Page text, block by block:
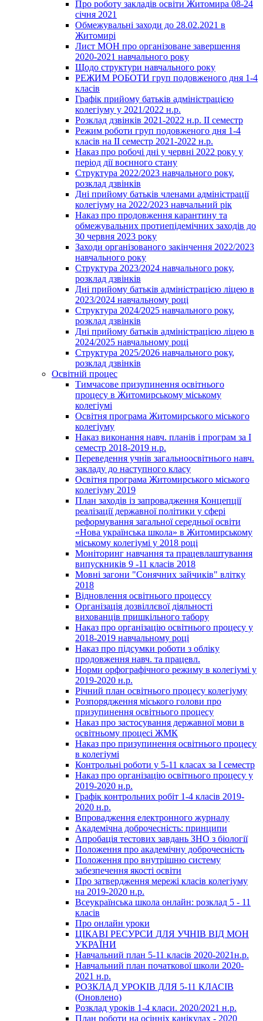
Про роботу закладів освіти Житомира 08-24
січня 2021
Обмежувальні заходи до 28.02.2021 в
Житомирі
Лист МОН про організоване завершення
2020-2021 навчального року
Щодо структури навчального року
РЕЖИМ РОБОТИ груп подовженого дня 1-4
класів
Графік прийому батьків адміністрацією
колегіуму у 2021/2022 н.р.
Розклад дзвінків 2021-2022 н.р. ІІ семестр
Режим роботи груп подовженого дня 1-4
класів на ІІ семестр 2021-2022 н.р.
Наказ про робочі дні у червні 2022 року у
період дії воєнного стану
Структура 2022/2023 навчального року,
розклад дзвінків
Дні прийому батьків членами адміністрації
колегіуму на 2022/2023 навчальний рік
Наказ про продовження карантину та
обмежувальних протиепідемічних заходів до
30 червня 2023 року
Заходи організованого закінчення 2022/2023
навчального року
Структура 2023/2024 навчального року,
розклад дзвінків
Дні прийому батьків адміністрацією ліцею в
2023/2024 навчальному році
Структура 2024/2025 навчального року,
розклад дзвінків
Дні прийому батьків адміністрацією ліцею в
2024/2025 навчальному році
Структура 2025/2026 навчального року,
розклад дзвінків
Освітній процес
Тимчасове призупинення освітнього
процесу в Житомирському міському
колегіумі
Освітня програма Житомирського міського
колегіуму
Наказ виконання навч. планів і програм за І
семестр 2018-2019 н.р.
Переведення учнів загальноосвітнього навч.
закладу до наступного класу
Освітня програма Житомирського міського
колегіуму 2019
План заходів із запровадження Концепції
реалізації державної політики у сфері
реформування загальної середньої освіти
«Нова українська школа» в Житомирському
міському колегіумі у 2018 році
Моніторинг навчання та працевлаштування
випускників 9 -11 класів 2018
Мовні загони "Сонячних зайчиків" влітку
2018
Відновлення освітнього процессу
Організація дозвіллєвої діяльності
вихованців пришкільного табору
Наказ про організацію освітнього процесу у
2018-2019 навчальному році
Наказ про підсумки роботи з обліку
продовження навч. та працевл.
Норми орфографічного режиму в колегіумі у
2019-2020 н.р.
Річний план освітнього процесу колегіуму
Розпорядження міського голови про
призупинення освітнього процесу
Наказ про застосування державної мови в
освітньому процесі ЖМК
Наказ про призупинення освітнього процесу
в колегіумі
Контрольні роботи у 5-11 класах за І семестр
Наказ про організацію освітнього процесу у
2019-2020 н.р.
Графік контрольних робіт 1-4 класів 2019-
2020 н.р.
Впровадження електронного журналу
Академічна доброчесність: принципи
Апробація тестових завдань ЗНО з біології
Положення про академічну доброчесність
Положення про внутрішню систему
забезпечення якості освіти
Про затвердження мережі класів колегіуму
на 2019-2020 н.р.
Всеукраїнська школа онлайн: розклад 5 - 11
класів
Про онлайн уроки
ЦІКАВІ РЕСУРСИ ДЛЯ УЧНІВ ВІД МОН
УКРАЇНИ
Навчальний план 5-11 класів 2020-2021н.р.
Навчальний план початкової школи 2020-
2021 н.р.
РОЗКЛАД УРОКІВ ДЛЯ 5-11 КЛАСІВ
(Оновлено)
Розклад уроків 1-4 класи. 2020/2021 н.р.
План роботи на осінніх канікулах - 2020